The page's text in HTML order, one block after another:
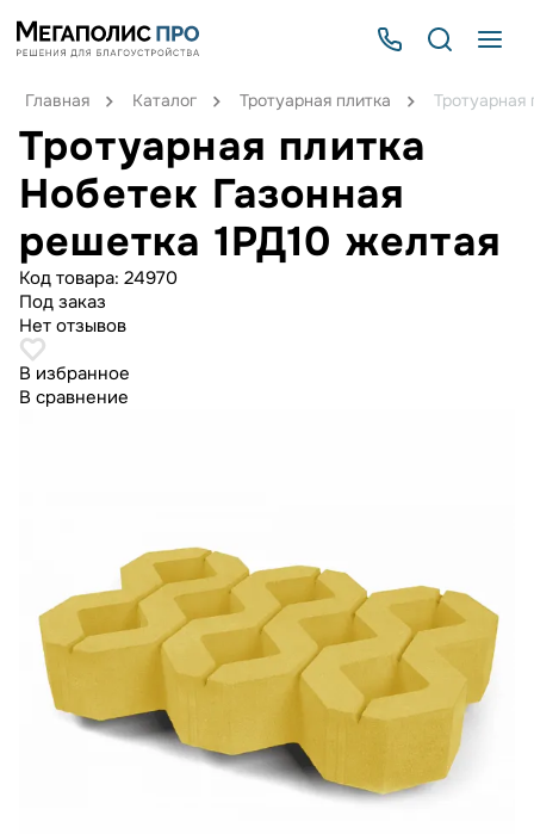
Главная Каталог Тротуарная плитка Тротуарная
Тротуарная плитка
Нобетек Газонная
решетка 1РД10 желтая
Код товара: 24970
Под заказ
Нет отзывов
В избранное
В сравнение